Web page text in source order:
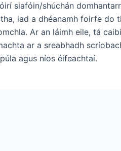
siafóin/shúchán
iad a dhéanamh foirfe do
Ar an láimh eile, tá
ar a sreabhadh
agus níos éifeachtaí.